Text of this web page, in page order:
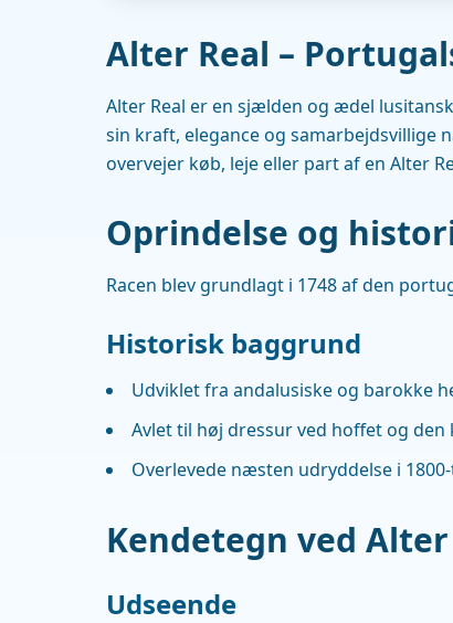
Alter Real –
Alter Real er en sjælden og ædel
sin kraft, elegance og samarbejdsvillige
overvejer køb, leje eller part af en Alter
Oprindelse og
Racen blev grundlagt i 1748 af den
Historisk baggrund
Udviklet fra andalusiske og barokke
Avlet til høj dressur ved hoffet og
Overlevede næsten udryddelse i
Kendetegn ved
Udseende